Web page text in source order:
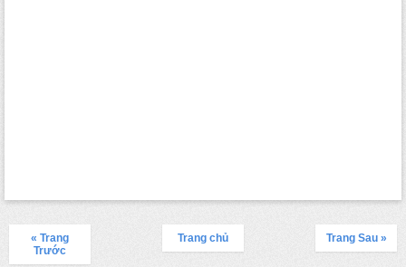
« Trang
Trước
Trang Sau »
Trang chủ